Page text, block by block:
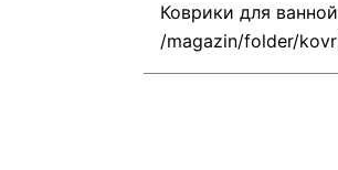
Коврики для ванной